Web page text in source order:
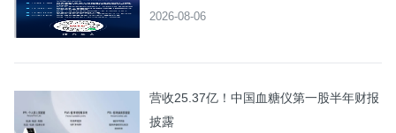
2026-08-06
营收25.37亿！中国血糖仪第一股半年财报
披露